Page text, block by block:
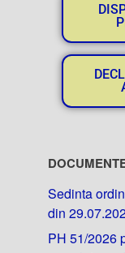
Sedinta
din
PH 51/2026